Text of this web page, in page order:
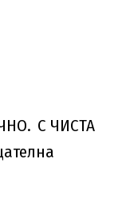
С ЧИСТА